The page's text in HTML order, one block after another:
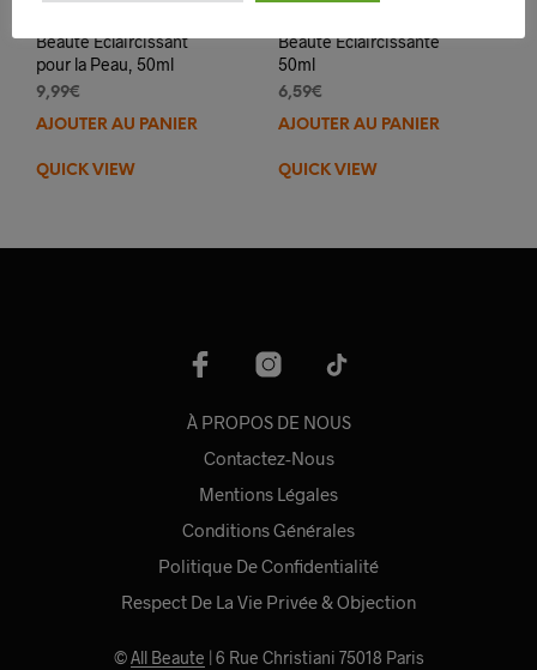
Beauté Éclaircissant
pour la Peau, 50ml
9,99€
AJOUTER AU PANIER
QUICK VIEW
Beaute Eclaircissante
50ml
6,59€
AJOUTER AU PANIER
QUICK VIEW
À PROPOS DE NOUS
Contactez-Nous
Mentions Légales
Conditions Générales
Politique De Confidentialité
Respect De La Vie Privée & Objection
©All Beaute | 6 Rue Christiani 75018 Paris